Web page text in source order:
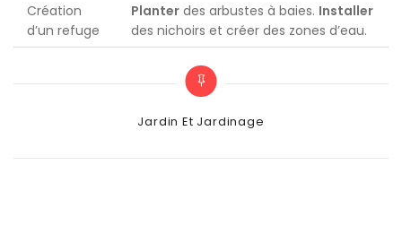
Création
d’un refuge
Planter des arbustes à baies. Installer
des nichoirs et créer des zones d’eau.
Categories
Jardin Et Jardinage